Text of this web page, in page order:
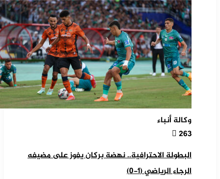
وكالة أنباء
263
البطولة الاحترافية.. نهضة بركان يفوز على مضيفه
الرجاء الرياضي (1-0)